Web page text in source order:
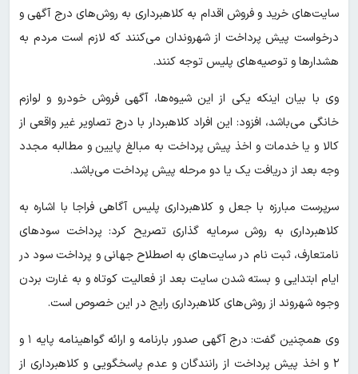
سایت‌های خرید و فروش اقدام به کلاهبرداری به روش‌های درج آگهی و
درخواست پیش پرداخت از شهروندان می‌کنند که لازم است مردم به
هشدارها و توصیه‌های پلیس توجه کنند.
وی با بیان اینکه یکی از این شیوه‌ها، آگهی فروش خودرو و لوازم
خانگی می‌باشد، افزود: این افراد کلاهبردار با درج تصاویر غیر واقعی از
کالا و یا خدمات و اخذ پیش پرداخت به مبالغ پایین و مطالبه مجدد
وجه بعد از دریافت یک یا دو مرحله پیش پرداخت می‌باشد.
سرپرست مبارزه با جعل و کلاهبرداری پلیس آگاهی فراجا با اشاره به
کلاهبرداری به روش سرمایه گذاری تصریح کرد: پرداخت سودهای
نامتعارف، ثبت نام در سایت‌های به اصطلاح جهانی و پرداخت سود در
ایام ابتدایی و بسته شدن سایت بعد از فعالیت کوتاه و به غارت بردن
وجوه شهروند از روش‌های کلاهبرداری رایج در این خصوص است.
وی همچنین گفت: درج آگهی صدور بارنامه و ارائه گواهینامه پایه ۱ و
۲ و اخذ پیش پرداخت از رانندگان و عدم پاسخگویی و کلاهبرداری از